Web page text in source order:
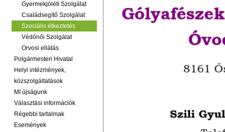
Gyermekjóléti Szolgálat
Családsegítő Szolgálat
Szociális étkeztetés
Védőnői Szolgálat
Orvosi ellátás
Polgármesteri Hivatal
Helyi intézmények,
közszolgáltatások
MI újságunk
Választási információk
Régebbi tartalmak
Események